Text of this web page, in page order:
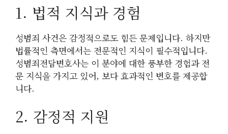
1. 법적 지식과 경험
성범죄 사건은 감정적으로도 힘든 문제입니다. 하지만
법률적인 측면에서는 전문적인 지식이 필수적입니다.
성범죄전담변호사는 이 분야에 대한 풍부한 경험과 전
문 지식을 가지고 있어, 보다 효과적인 변호를 제공합
니다.
2. 감정적 지원